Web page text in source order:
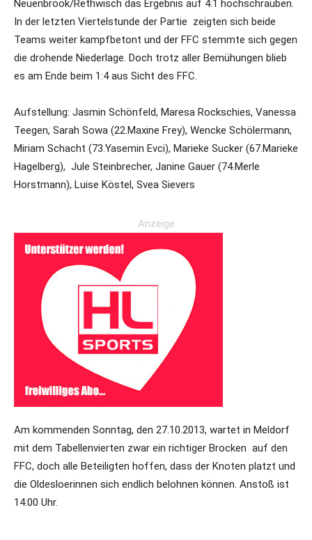
Neuenbrook/Rethwisch das Ergebnis auf 4:1 hochschrauben.
In der letzten Viertelstunde der Partie zeigten sich beide
Teams weiter kampfbetont und der FFC stemmte sich gegen
die drohende Niederlage. Doch trotz aller Bemühungen blieb
es am Ende beim 1:4 aus Sicht des FFC.
Aufstellung: Jasmin Schönfeld, Maresa Rockschies, Vanessa
Teegen, Sarah Sowa (22.Maxine Frey), Wencke Schölermann,
Miriam Schacht (73.Yasemin Evci), Marieke Sucker (67.Marieke
Hagelberg), Jule Steinbrecher, Janine Gauer (74.Merle
Horstmann), Luise Köstel, Svea Sievers
Anzeige
Am kommenden Sonntag, den 27.10.2013, wartet in Meldorf
mit dem Tabellenvierten zwar ein richtiger Brocken auf den
FFC, doch alle Beteiligten hoffen, dass der Knoten platzt und
die Oldesloerinnen sich endlich belohnen können. Anstoß ist
14:00 Uhr.